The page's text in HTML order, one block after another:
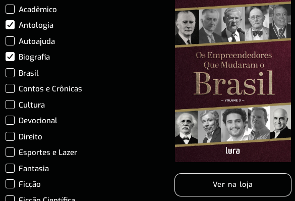
Acadêmico
Antologia
Autoajuda
Biografia
Brasil
Contos e Crônicas
Cultura
Devocional
Direito
Esportes e Lazer
Fantasia
Ficção
Ver na loja